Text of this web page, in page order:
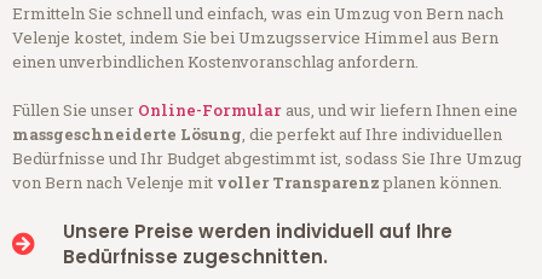
Ermitteln Sie schnell und einfach, was ein Umzug von Bern nach
Velenje kostet, indem Sie bei Umzugsservice Himmel aus Bern
einen unverbindlichen Kostenvoranschlag anfordern.
Füllen Sie unser Online-Formular aus, und wir liefern Ihnen eine
massgeschneiderte Lösung, die perfekt auf Ihre individuellen
Bedürfnisse und Ihr Budget abgestimmt ist, sodass Sie Ihre Umzug
von Bern nach Velenje mit voller Transparenzplanen können.
Unsere Preise werden individuell auf Ihre
Bedürfnisse zugeschnitten.